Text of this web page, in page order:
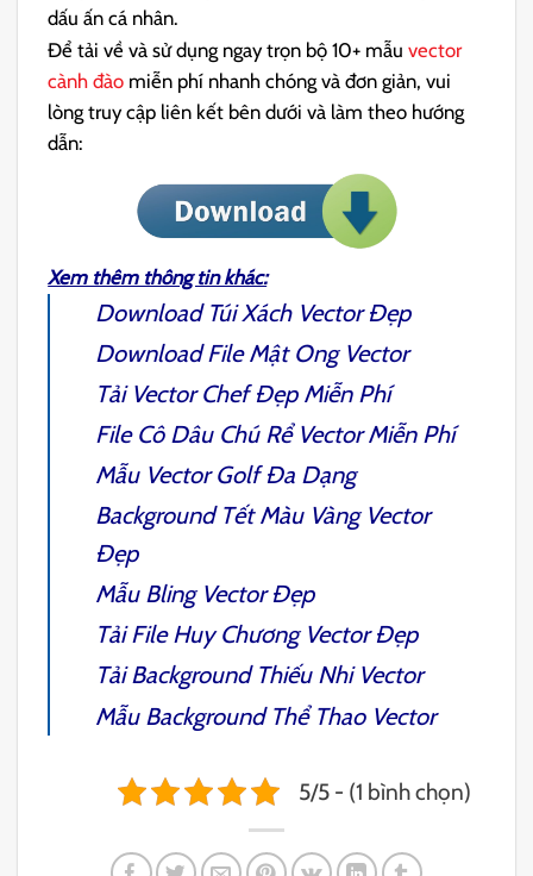
dấu ấn cá nhân.
Để tải về và sử dụng ngay trọn bộ 10+ mẫuvector
cành đào miễn phí nhanh chóng và đơn giản, vui
lòng truy cập liên kết bên dưới và làm theo hướng
dẫn:
Xem thêm thông tin khác:
Download Túi Xách VectorĐẹp
Download FileMật Ong Vector
Tải Vector ChefĐẹp Miễn Phí
File Cô Dâu Chú Rể VectorMiễn Phí
Mẫu Vector GolfĐa Dạng
Background Tết Màu VàngVector
Đẹp
Mẫu Bling VectorĐẹp
Tải FileHuy Chương VectorĐẹp
TảiBackground Thiếu Nhi Vector
Mẫu Background Thể Thao Vector
5/5 - (1 bình chọn)